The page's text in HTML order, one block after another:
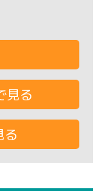
見る
る